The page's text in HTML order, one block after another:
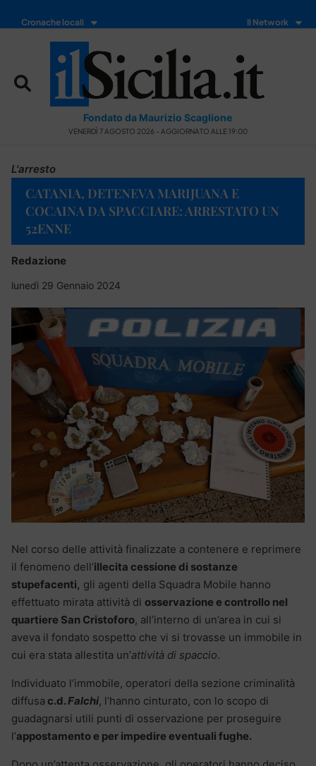
Cronache locali Il Network
Fondato da Maurizio Scaglione
VENERDÌ 7 AGOSTO 2026 - AGGIORNATO ALLE 19:00
L'arresto
CATANIA, DETENEVA MARIJUANA E
COCAINA DA SPACCIARE: ARRESTATO UN
52ENNE
Redazione
lunedì 29 Gennaio 2024
Nel corso delle attività finalizzate a contenere e reprimere
il fenomeno dell’illecita cessione di sostanze
stupefacenti, gli agenti della Squadra Mobile hanno
effettuato mirata attività di osservazione e controllo nel
quartiere San Cristoforo, all’interno di un’area in cui si
aveva il fondato sospetto che vi si trovasse un immobile in
cui era stata allestita un’attività di spaccio.
Individuato l’immobile, operatori della sezione criminalità
diffusa c.d.Falchi, l’hanno cinturato, con lo scopo di
guadagnarsi utili punti di osservazione per proseguire
l’appostamento e per impedire eventuali fughe.